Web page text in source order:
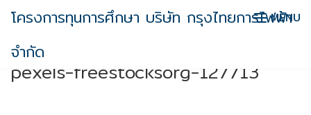
Skip
content
โครงการทุนการศึกษา บริษัท กรุงไทยการไฟฟ้า
จำกัด
MENU
pexels-freestocksorg-127713
pexels-freestocksorg-127713